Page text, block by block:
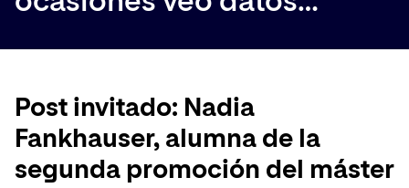
Post invitado: Nadia
Fankhauser, alumna de la
segunda promoción del máster